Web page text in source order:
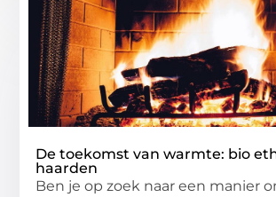
De toekomst van warmte: bio
haarden
Ben je op zoek naar een manier